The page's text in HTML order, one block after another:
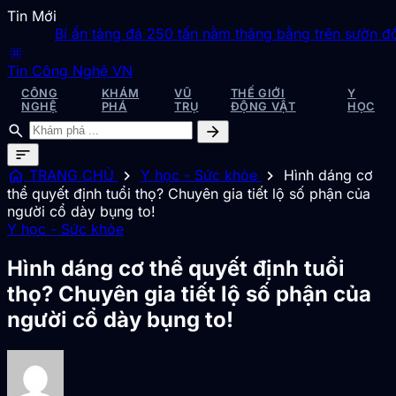
Tin Mới
Bí ẩn tảng đá 250 tấn nằm thăng bằng trên sườn đồi
blur_on
Tin Công Nghệ VN
CÔNG
NGHỆ
KHÁM
PHÁ
VŨ
TRỤ
THẾ GIỚI
ĐỘNG VẬT
Y
HỌC
search
arrow_forward
sort
home TRANG CHỦ chevron_right Y học - Sức khỏe chevron_right
Hình dáng cơ
thể quyết định tuổi thọ? Chuyên gia tiết lộ số phận của
người cổ dày bụng to!
Y học - Sức khỏe
Hình dáng cơ thể quyết định tuổi
thọ? Chuyên gia tiết lộ số phận của
người cổ dày bụng to!